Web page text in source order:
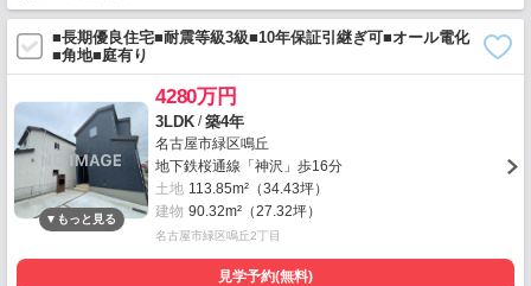
■長期優良住宅■耐震等級3級■10年保証引継ぎ可■オール電化
■角地■庭有り
4280万円
3LDK /築4年
名古屋市緑区鳴丘
地下鉄桜通線「神沢」歩16分
土地 113.85m²（34.43坪）
建物 90.32m²（27.32坪）
名古屋市緑区鳴丘2丁目
見学予約(無料)